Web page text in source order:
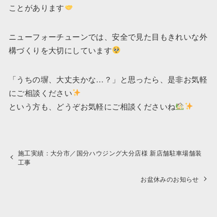
ことがあります
ニューフォーチューンでは、安全で見た目もきれいな外
構づくりを大切にしています
「うちの塀、大丈夫かな…？」と思ったら、是非お気軽
にご相談ください
という方も、どうぞお気軽にご相談くださいね
施工実績：大分市／国分ハウジング大分店様 新店舗駐車場舗装
工事
お盆休みのお知らせ